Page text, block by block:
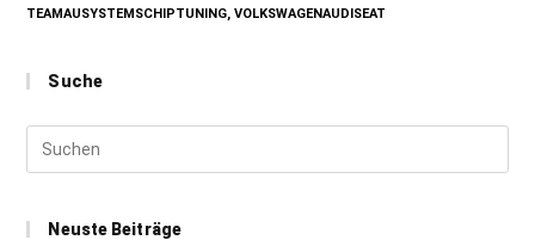
TEAMAUSYSTEMSCHIPTUNING, VOLKSWAGENAUDISEAT
Suche
Neuste Beiträge